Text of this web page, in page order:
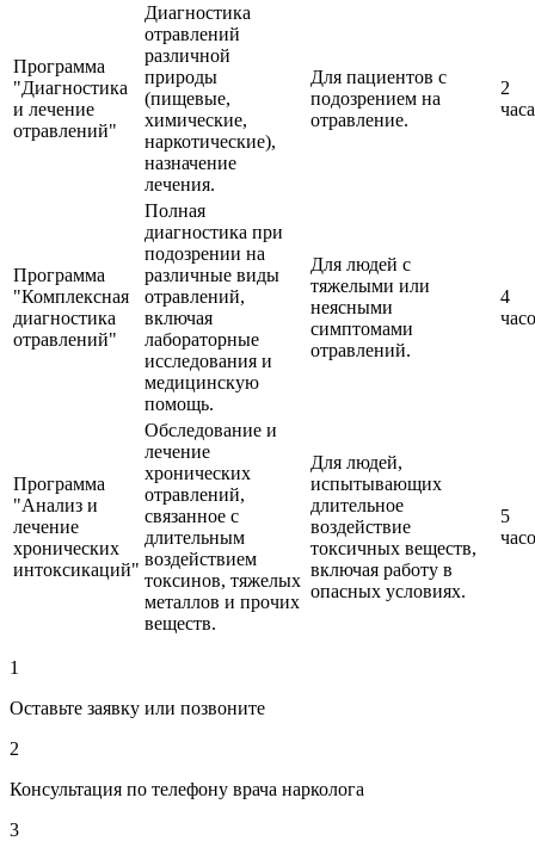
Программа
"Диагностика
и лечение
отравлений"
Диагностика
отравлений
различной
природы
(пищевые,
химические,
наркотические),
назначение
лечения.
Для пациентов с
подозрением на
отравление.
2
часа
Программа
"Комплексная
диагностика
отравлений"
Полная
диагностика при
подозрении на
различные виды
отравлений,
включая
лабораторные
исследования и
медицинскую
помощь.
Для людей с
тяжелыми или
неясными
симптомами
отравлений.
4
Программа
"Анализ и
лечение
хронических
интоксикаций"
Обследование и
лечение
хронических
отравлений,
связанное с
длительным
воздействием
токсинов, тяжелых
металлов и прочих
веществ.
Для людей,
испытывающих
длительное
воздействие
токсичных веществ,
включая работу в
опасных условиях.
5
1
Оставьте заявку или позвоните
2
Консультация по телефону врача нарколога
3